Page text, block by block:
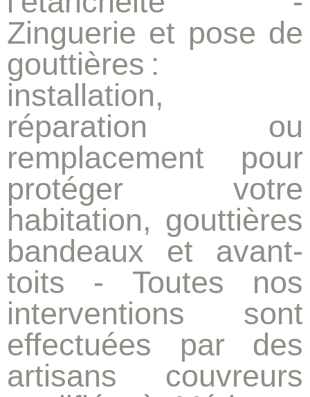
Zinguerie et pose de
gouttières :
installation,
réparation ou
remplacement pour
protéger votre
habitation, gouttières
bandeaux et avant-
toits - Toutes nos
interventions sont
effectuées par des
artisans couvreurs